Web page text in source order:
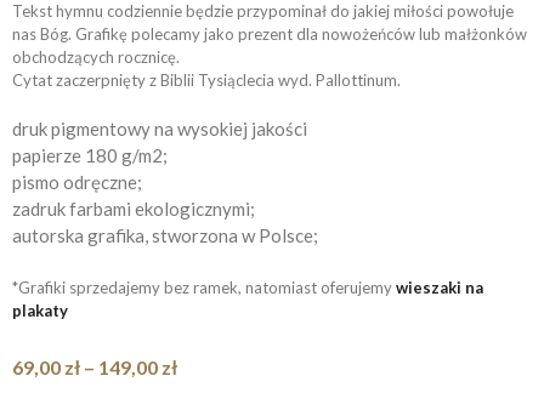
Tekst hymnu codziennie będzie przypominał do jakiej miłości powołuje
nas Bóg. Grafikę polecamy jako prezent dla nowożeńców lub małżonków
obchodzących rocznicę.
Cytat zaczerpnięty z Biblii Tysiąclecia wyd. Pallottinum.
druk pigmentowy na wysokiej jakości
papierze 180 g/m2;
pismo odręczne;
zadruk farbami ekologicznymi;
autorska grafika, stworzona w Polsce;
*Grafiki sprzedajemy bez ramek, natomiast oferujemywieszaki na
plakaty
69,00 zł – 149,00 złZakres